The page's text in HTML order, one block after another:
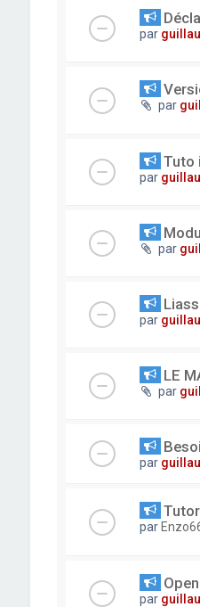
par
par
Tuto
par
par
par
LE
par
par
par
par